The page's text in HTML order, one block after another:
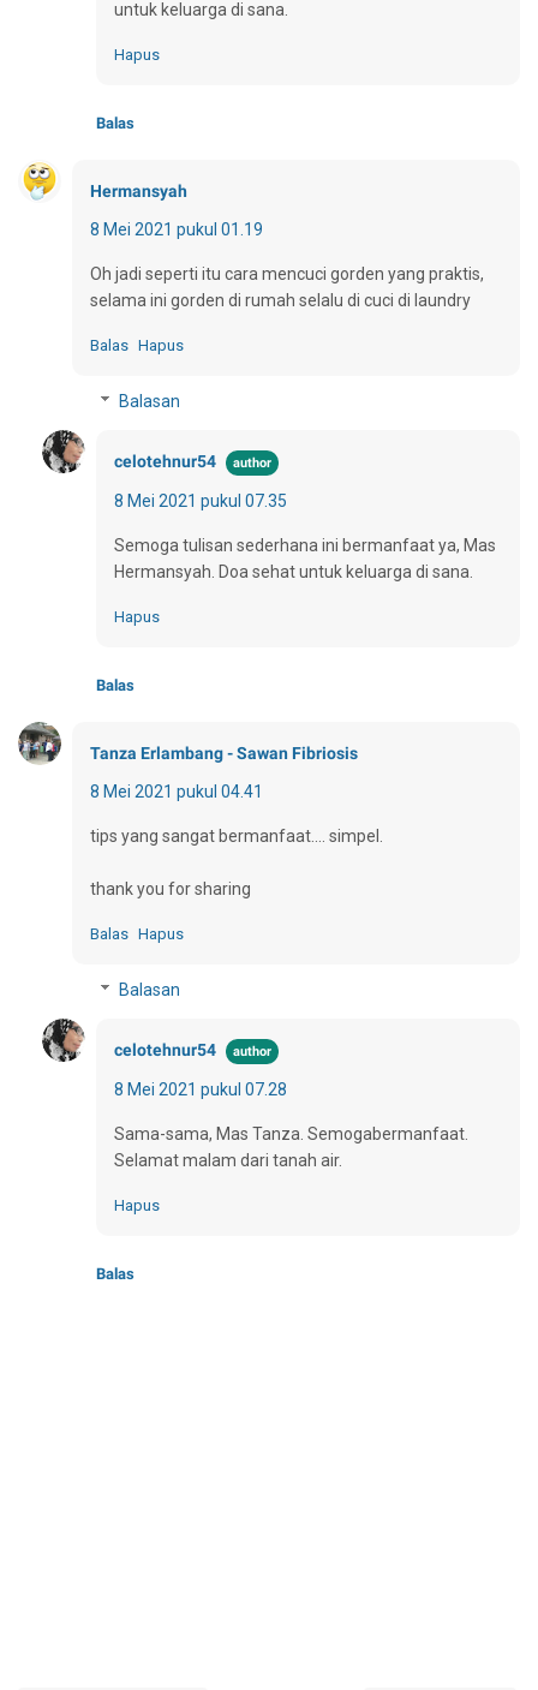
untuk keluarga di sana.
Hapus
Balas
Hermansyah
8 Mei 2021 pukul 01.19
Oh jadi seperti itu cara mencuci gorden yang praktis,
selama ini gorden di rumah selalu di cuci di laundry
Balas Hapus
Balasan
celotehnur54
8 Mei 2021 pukul 07.35
Semoga tulisan sederhana ini bermanfaat ya, Mas
Hermansyah. Doa sehat untuk keluarga di sana.
Hapus
Balas
Tanza Erlambang - Sawan Fibriosis
8 Mei 2021 pukul 04.41
tips yang sangat bermanfaat.... simpel.
thank you for sharing
Balas Hapus
Balasan
celotehnur54
8 Mei 2021 pukul 07.28
Sama-sama, Mas Tanza. Semogabermanfaat.
Selamat malam dari tanah air.
Hapus
Balas